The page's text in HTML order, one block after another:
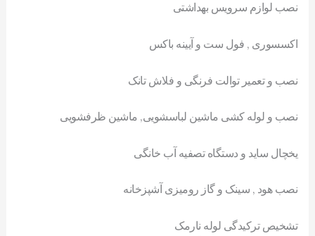
نصب لوازم سرویس بهداشتی
اکسسوری , فول ست و آیینه باکس
نصب و تعمیر توالت فرنگی و فلاش تانک
نصب و لوله کشی ماشین لباسشویی, ماشین ظرفشویی
یخچال ساید و دستگاه تصفیه آب خانگی
نصب هود , سینک و گاز رومیزی آشپزخانه
تشخیص ترکیدگی لوله نارمک